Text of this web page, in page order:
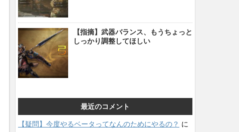
【指摘】武器バランス、もうちょっと
しっかり調整してほしい
最近のコメント
【疑問】今度やるベータってなんのためにやるの？ に